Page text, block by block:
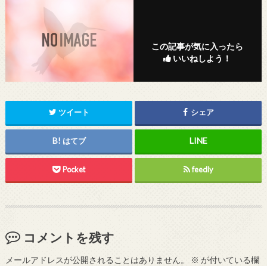
この記事が気に入ったら
いいねしよう！
ツイート シェア
はてブ
Pocket feedly
コメントを残す
メールアドレスが公開されることはありません。 ※ が付いている欄